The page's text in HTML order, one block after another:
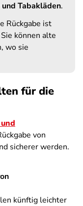
Tabakläden.
Rückgabe ist
können alte
wo sie
für die
von
sicherer werden.
künftig leichter